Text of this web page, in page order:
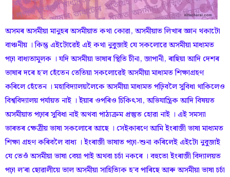
অসমৰ অসমীয়া মানুহৰ অসমীয়াত কথা কোৱা, অসমীয়াত লিখাৰ জ্ঞান থকাটো
বাঞ্চনীয় । কিন্তু এইটোৱেই এই কথা নুবুজাই যে সকলোৱে অসমীয়া মাধ্যমত
পঢ়া বাধ্যতামূলক । যদি অসমীয়া ভাষাৰ স্থিতি চীনা, জাপানী, ৰাছিয়া আদি দেশৰ
ভাষাৰ দৰে হ'ল হেঁতেন তেতিয়া সকলোৱেই অসমীয়া মাধ্যমত শিক্ষাগ্ৰহণ
কৰিলে হেঁতেন । মহাবিদ্যালয়লৈকে অসমীয়া মাধ্যমত পঢ়িবলৈ সুবিধা থাকিলেও
বিশ্ববিদ্যালয় পৰ্যায়ত নাই । ইয়াৰ ওপৰিও চিকিৎসা, অভিযান্ত্ৰিক আদি বিষয়ত
অসমীয়াত পঢ়াৰ সুবিধা নাই অথবা পাঠ্যক্ৰম প্ৰস্তুত হোৱা নাই । এই সমস্যা
ভাৰতৰ ক্ষেত্ৰীয় ভাষা সকলোৰে আছে । সেইকাৰণে আমি ইংৰাজী ভাষা মাধ্যমত
শিক্ষা গ্ৰহণ কৰিবলৈ বাধ্য । ইংৰাজী ভাষাত পঢ়া-শুনা কৰিলেই এইটো নুবুজাই
যে তেওঁ অসমীয়া ভাষা বেয়া পাই অথবা চৰ্চা নকৰে । বহুতো ইংৰাজী বিদ্যালয়ত
পঢ়া ল'ৰা ছোৱালীয়ে ভাল অসমীয়া সাহিত্যিক হ'ব পাৰিছে আৰু অসমীয়া ভাষা চৰ্চা